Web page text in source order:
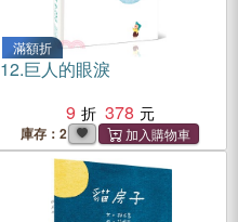
滿額折
12.巨人的眼淚
9
378
庫存：2